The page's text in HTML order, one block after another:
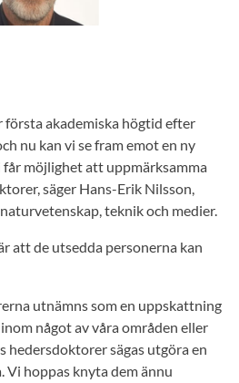
första akademiska högtid efter
nu kan vi se fram emot en ny
möjlighet att uppmärksamma
säger Hans-Erik Nilsson,
teknik och medier.
att de utsedda personerna kan
utnämns som en uppskattning
något av våra områden eller
hedersdoktorer sägas utgöra en
hoppas knyta dem ännu